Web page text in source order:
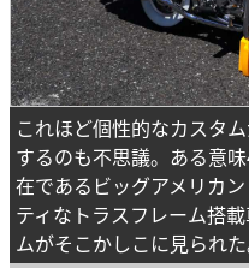
これほど個性的なカスタ
するのも不思議。ある意
在であるビッグアメリカ
ティなトラスフレーム搭
ムがそこかしこに見られた